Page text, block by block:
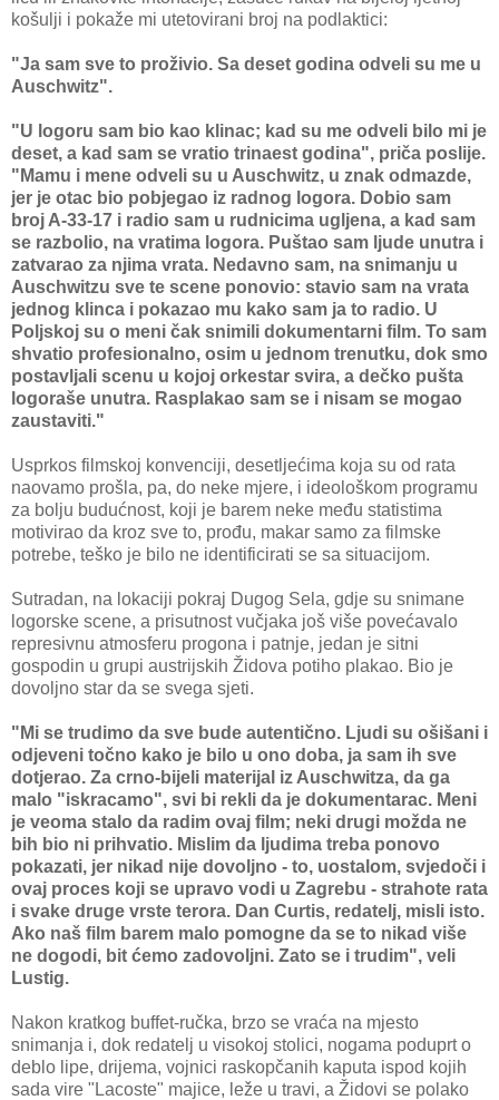
košulji i pokaže mi utetovirani broj na podlaktici:
"Ja sam sve to proživio. Sa deset godina odveli su me u
Auschwitz".
"U logoru sam bio kao klinac; kad su me odveli bilo mi je
deset, a kad sam se vratio trinaest godina", priča poslije.
"Mamu i mene odveli su u Auschwitz, u znak odmazde,
jer je otac bio pobjegao iz radnog logora. Dobio sam
broj A-33-17 i radio sam u rudnicima ugljena, a kad sam
se razbolio, na vratima logora. Puštao sam ljude unutra i
zatvarao za njima vrata. Nedavno sam, na snimanju u
Auschwitzu sve te scene ponovio: stavio sam na vrata
jednog klinca i pokazao mu kako sam ja to radio. U
Poljskoj su o meni čak snimili dokumentarni film. To sam
shvatio profesionalno, osim u jednom trenutku, dok smo
postavljali scenu u kojoj orkestar svira, a dečko pušta
logoraše unutra. Rasplakao sam se i nisam se mogao
zaustaviti."
Usprkos filmskoj konvenciji, desetljećima koja su od rata
naovamo prošla, pa, do neke mjere, i ideološkom programu
za bolju budućnost, koji je barem neke među statistima
motivirao da kroz sve to, prođu, makar samo za filmske
potrebe, teško je bilo ne identificirati se sa situacijom.
Sutradan, na lokaciji pokraj Dugog Sela, gdje su snimane
logorske scene, a prisutnost vučjaka još više povećavalo
represivnu atmosferu progona i patnje, jedan je sitni
gospodin u grupi austrijskih Židova potiho plakao. Bio je
dovoljno star da se svega sjeti.
"Mi se trudimo da sve bude autentično. Ljudi su ošišani i
odjeveni točno kako je bilo u ono doba, ja sam ih sve
dotjerao. Za crno-bijeli materijal iz Auschwitza, da ga
malo "iskracamo", svi bi rekli da je dokumentarac. Meni
je veoma stalo da radim ovaj film; neki drugi možda ne
bih bio ni prihvatio. Mislim da ljudima treba ponovo
pokazati, jer nikad nije dovoljno - to, uostalom, svjedoči i
ovaj proces koji se upravo vodi u Zagrebu - strahote rata
i svake druge vrste terora. Dan Curtis, redatelj, misli isto.
Ako naš film barem malo pomogne da se to nikad više
ne dogodi, bit ćemo zadovoljni. Zato se i trudim", veli
Lustig.
Nakon kratkog buffet-ručka, brzo se vraća na mjesto
snimanja i, dok redatelj u visokoj stolici, nogama poduprt o
deblo lipe, drijema, vojnici raskopčanih kaputa ispod kojih
sada vire "Lacoste" majice, leže u travi, a Židovi se polako